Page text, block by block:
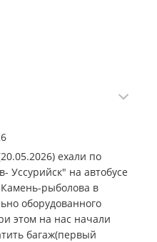
ехали по
Уссурийск" на автобусе
рыболова в
оборудованного
этом на нас начали
багаж(первый